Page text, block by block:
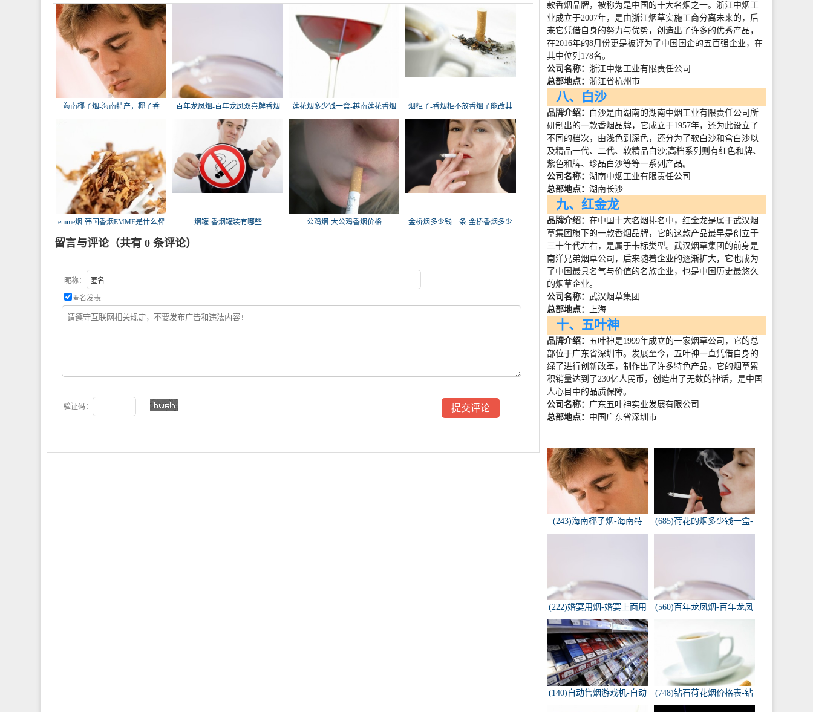
海南椰子烟-海南特产，椰子香
百年龙凤烟-百年龙凤双喜牌香烟
莲花烟多少钱一盒-越南莲花香烟
烟柜子-香烟柜不放香烟了能改其
他
emme烟-韩国香烟EMME是什么牌
子
烟罐-香烟罐装有哪些 公鸡烟-大公鸡香烟价格
金桥烟多少钱一条-金桥香烟多少
留言与评论（共有 0 条评论）
昵称：
匿名发表
验证码：
款香烟品牌，被称为是中国的十大名烟之一。浙江中烟工
业成立于2007年，是由浙江烟草实施工商分离未来的，后
来它凭借自身的努力与优势，创造出了许多的优秀产品，
在2016年的8月份更是被评为了中国国企的五百强企业，在
其中位列 178名。
公司名称：浙江中烟工业有限责任公司
总部地点：浙江省杭州市
八、白沙
品牌介绍：
白沙是由湖南的湖南中烟工业有限责任公司所
研制出的一款香烟品牌，它成立于1957年，还为此设立了
不同的档次，由浅色到深色，还分为了软白沙和盒白沙以
及精品一代、二代、软精品白沙;高档系列则有红色和牌、
紫色和牌、珍品白沙等等一系列产品。
公司名称：湖南中烟工业有限责任公司
总部地点：湖南长沙
九、红金龙
品牌介绍：在中国十大名烟排名中，红金龙是属于武汉烟
草集团旗下的一款香烟品牌，它的这款产品最早是创立于
三十年代左右，是属于卡标类型。武汉烟草集团的前身是
南洋兄弟烟草公司，后来随着企业的逐渐扩大，它也成为
了中国最具名气与价值的名族企业，也是中国历史最悠久
的烟草企业。
公司名称：武汉烟草集团
总部地点：
上海
十、五叶神
品牌介绍： 五叶神是1999年成立的一家烟草公司，它的总
部位于广东省深圳市。发展至今，五叶神一直凭借自身的
绿了进行创新改革，制作出了许多特色产品，它的烟草累
积销量达到了230亿人民币，创造出了无数的神话，是中国
人心目中的品质保障。
公司名称： 广东五叶神实业发展有限公司
总部地点： 中国广东省深圳市
(243)海南椰子烟-海南特
产，椰子香烟，槟榔香
(685)荷花的烟多少钱一盒-
荷花烟多少钱一盒
(222)婚宴用烟-婚宴上面用
的烟是怎样的
(560)百年龙凤烟-百年龙凤
(140)自动售烟游戏机-自动
(748)钻石荷花烟价格表-钻
石荷花烟多少钱一包